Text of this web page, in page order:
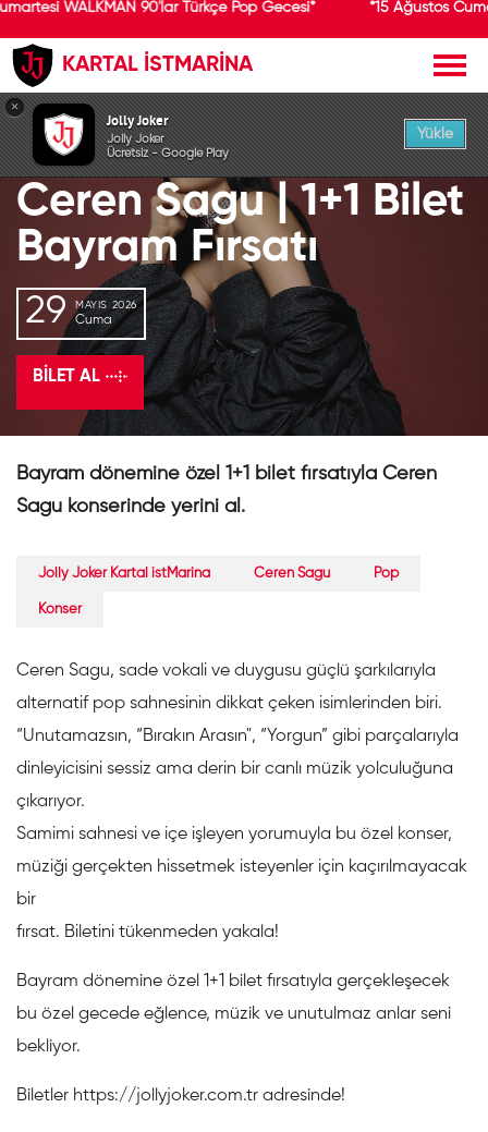
WALKMAN 90'lar Türkçe Pop Gecesi* *15 Ağustos
KARTAL İSTMARİNA
GEÇMİŞ ETKİNLİK
Ceren Sagu | 1+1 Bilet
Bayram Fırsatı
29 MAYIS 2026
Cuma
BILET AL
Bayram dönemine özel 1+1 bilet fırsatıyla Ceren
Sagu konserinde yerini al.
Jolly Joker Kartal istMarina Ceren Sagu Pop
Konser
Ceren Sagu, sade vokali ve duygusu güçlü şarkılarıyla
alternatif pop sahnesinin dikkat çeken isimlerinden biri.
“Unutamazsın, “Bırakın Arasın", “Yorgun” gibi parçalarıyla
dinleyicisini sessiz ama derin bir canlı müzik yolculuğuna
çıkarıyor.
Samimi sahnesi ve içe işleyen yorumuyla bu özel konser,
müziği gerçekten hissetmek isteyenler için kaçırılmayacak
bir
fırsat. Biletini tükenmeden yakala!
Bayram dönemine özel 1+1 bilet fırsatıyla gerçekleşecek
bu özel gecede eğlence, müzik ve unutulmaz anlar seni
bekliyor.
Biletler https://jollyjoker.com.tr adresinde!
×
Jolly Joker
Jolly Joker
Ücretsiz - Google Play
Yükle